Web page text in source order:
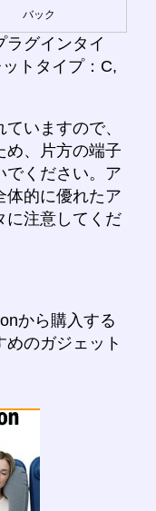
バック
ラグインタイ
トタイプ：C,
いますので、
め、片方の端子
でください。ア
体的に優れたア
に注意してくだ
から購入する
のガジェット